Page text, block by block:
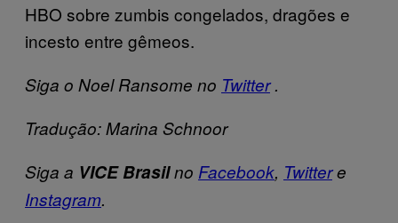
HBO sobre zumbis congelados, dragões e
incesto entre gêmeos.
Siga o Noel Ransome no Twitter.
Tradução: Marina Schnoor
Siga a VICE Brasilno Facebook, Twittere
Instagram.